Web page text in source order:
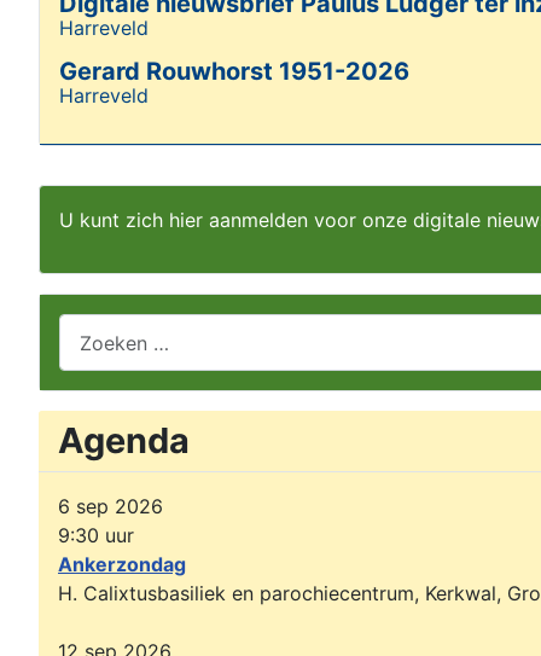
U kunt zich hier aanmelden voor onze digitale
Agenda
6 sep 2026
9:30 uur
Ankerzondag
H. Calixtusbasiliek en parochiecentrum, Kerkwal,
Details
Harreveld
Gerard Rouwhorst 1951-2026
Details
Harreveld